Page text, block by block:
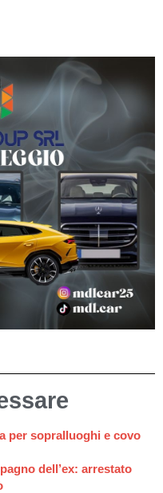
per sopralluoghi e covo
dell’ex: arrestato